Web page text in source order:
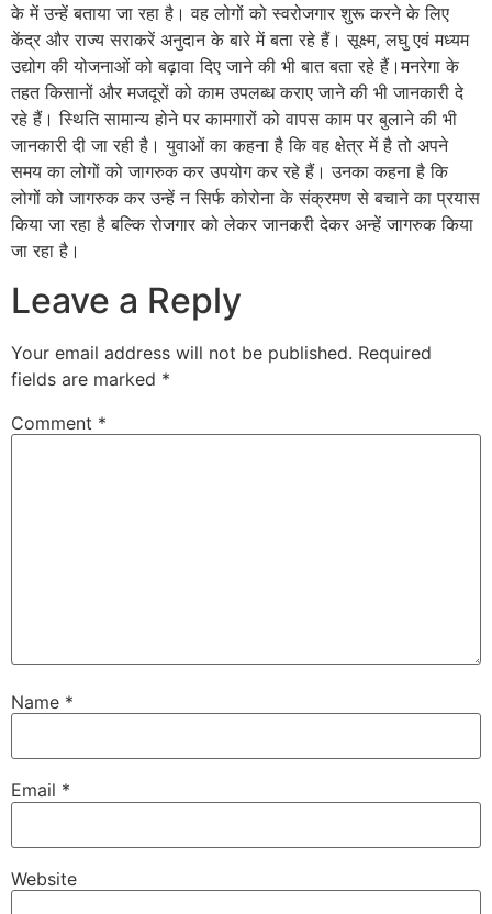
के में उन्हें बताया जा रहा है। वह लोगों को स्वरोजगार शुरू करने के लिए
केंद्र और राज्य सराकरें अनुदान के बारे में बता रहे हैं। सूक्ष्म, लघु एवं मध्यम
उद्योग की योजनाओं को बढ़ावा दिए जाने की भी बात बता रहे हैं।मनरेगा के
तहत किसानों और मजदूरों को काम उपलब्ध कराए जाने की भी जानकारी दे
रहे हैं। स्थिति सामान्य होने पर कामगारों को वापस काम पर बुलाने की भी
जानकारी दी जा रही है। युवाओं का कहना है कि वह क्षेत्र में है तो अपने
समय का लोगों को जागरुक कर उपयोग कर रहे हैं। उनका कहना है कि
लोगों को जागरुक कर उन्हें न सिर्फ कोरोना के संक्रमण से बचाने का प्रयास
किया जा रहा है बल्कि रोजगार को लेकर जानकरी देकर अन्हें जागरुक किया
जा रहा है।
Leave a Reply
Your email address will not be published. Required
fields are marked *
Comment *
Name *
Email *
Website